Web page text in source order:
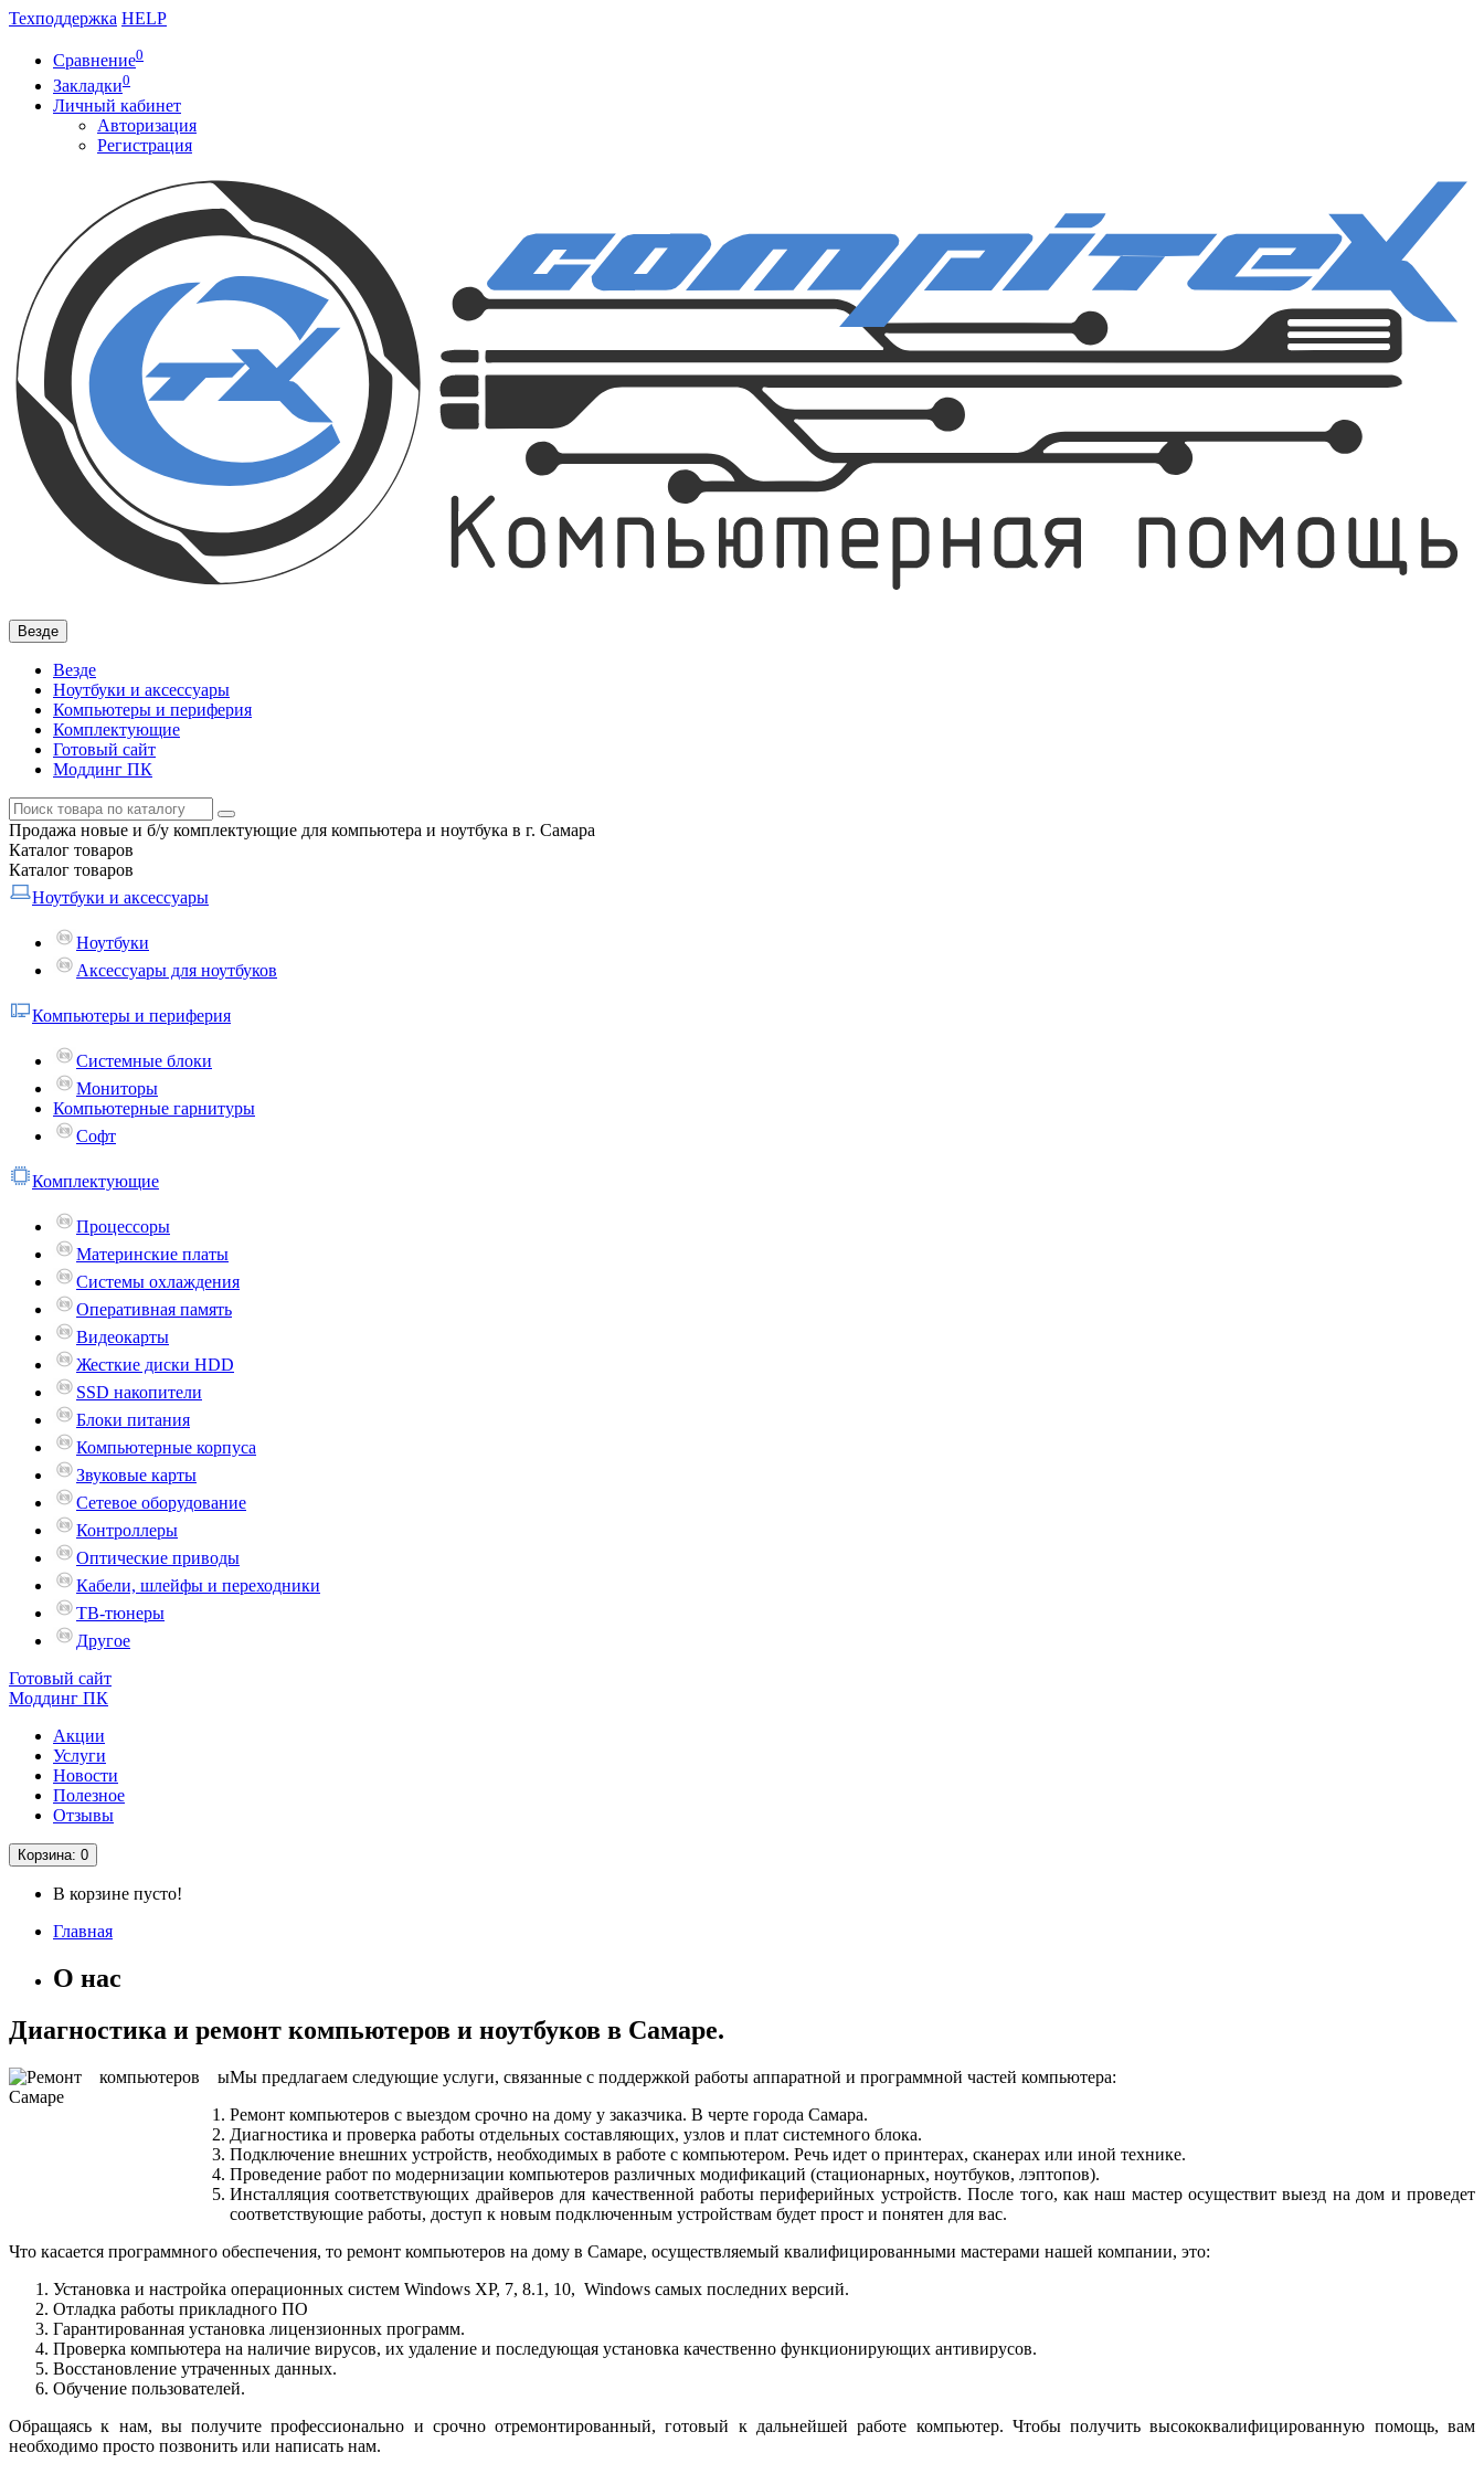
Техподдержка HELP
Сравнение0
Закладки0
Личный кабинет
Авторизация
Регистрация
Везде
Везде
Ноутбуки и аксессуары
Компьютеры и периферия
Комплектующие
Готовый сайт
Моддинг ПК
Продажа новые и б/у комплектующие для компьютера и ноутбука в г. Самара
Каталог товаров
Каталог товаров
Ноутбуки и аксессуары
Ноутбуки
Аксессуары для ноутбуков
Компьютеры и периферия
Системные блоки
Мониторы
Компьютерные гарнитуры
Софт
Комплектующие
Процессоры
Материнские платы
Системы охлаждения
Оперативная память
Видеокарты
Жесткие диски HDD
SSD накопители
Блоки питания
Компьютерные корпуса
Звуковые карты
Сетевое оборудование
Контроллеры
Оптические приводы
Кабели, шлейфы и переходники
ТВ-тюнеры
Другое
Готовый сайт
Моддинг ПК
Акции
Услуги
Новости
Полезное
Отзывы
Корзина: 0
В корзине пусто!
Главная
О нас
Диагностика и ремонт компьютеров и ноутбуков в Самаре.
Мы предлагаем следующие услуги, связанные с поддержкой работы аппаратной и программной частей компьютера:
Ремонт компьютеров с выездом срочно на дому у заказчика. В черте города Самара.
Диагностика и проверка работы отдельных составляющих, узлов и плат системного блока.
Подключение внешних устройств, необходимых в работе с компьютером. Речь идет о принтерах, сканерах или иной технике.
Проведение работ по модернизации компьютеров различных модификаций (стационарных, ноутбуков, лэптопов).
Инсталляция соответствующих драйверов для качественной работы периферийных устройств. После того, как наш мастер осуществит выезд на дом и проведет
соответствующие работы, доступ к новым подключенным устройствам будет прост и понятен для вас.
Что касается программного обеспечения, то ремонт компьютеров на дому в Самаре, осуществляемый квалифицированными мастерами нашей компании, это:
Установка и настройка операционных систем Windows XP, 7, 8.1, 10, Windows самых последних версий.
Отладка работы прикладного ПО
Гарантированная установка лицензионных программ.
Проверка компьютера на наличие вирусов, их удаление и последующая установка качественно функционирующих антивирусов.
Восстановление утраченных данных.
Обучение пользователей.
Обращаясь к нам, вы получите профессионально и срочно отремонтированный, готовый к дальнейшей работе компьютер. Чтобы получить высококвалифицированную помощь, вам
необходимо просто позвонить или написать нам.